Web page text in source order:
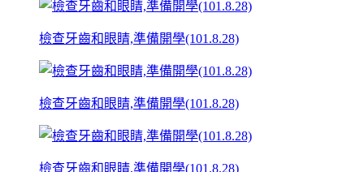
檢查牙齒和眼睛,準備開學(101.8.28)
檢查牙齒和眼睛,準備開學(101.8.28)
檢查牙齒和眼睛,準備開學(101.8.28)